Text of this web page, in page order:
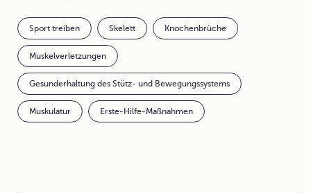
Sport treiben Skelett Knochenbrüche
Muskelverletzungen
Gesunderhaltung des Stütz- und Bewegungssystems
Muskulatur Erste-Hilfe-Maßnahmen